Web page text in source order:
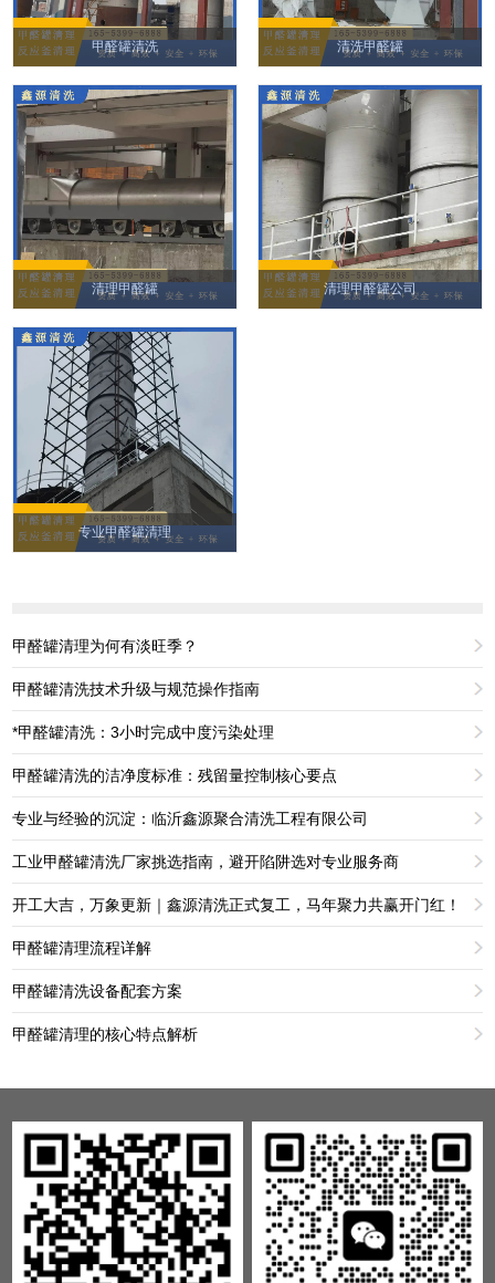
甲醛罐清洗 清洗甲醛罐
清理甲醛罐 清理甲醛罐公司
专业甲醛罐清理
甲醛罐清理为何有淡旺季？
甲醛罐清洗技术升级与规范操作指南
*甲醛罐清洗：3小时完成中度污染处理
甲醛罐清洗的洁净度标准：残留量控制核心要点
专业与经验的沉淀：临沂鑫源聚合清洗工程有限公司
工业甲醛罐清洗厂家挑选指南，避开陷阱选对专业服务商
开工大吉，万象更新｜鑫源清洗正式复工，马年聚力共赢开门红！
甲醛罐清理流程详解
甲醛罐清洗设备配套方案
甲醛罐清理的核心特点解析